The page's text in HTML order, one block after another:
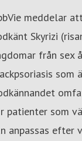
meddelar
Skyrizi
från
som
patienter som
anpassas efter